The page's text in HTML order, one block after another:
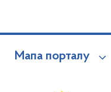
Мапа порталу